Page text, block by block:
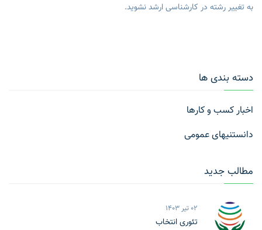
به تغییر رشته در کارشناسی ارشد نشوید.
دسته بندی ها
اخبار کسب و کارها
دانستنیهای عمومی
مطالب جدید
02 تیر 1403
تئوری انتخاب